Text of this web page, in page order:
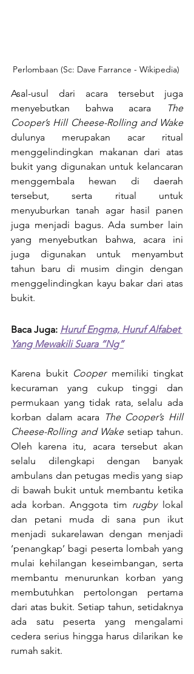
Perlombaan (Sc: Dave Farrance - Wikipedia)
Asal-usul dari acara tersebut juga
menyebutkan bahwa acara
The
Cooper’s Hill Cheese-Rolling and Wake
dulunya merupakan acar ritual
menggelindingkan makanan dari atas
bukit yang digunakan untuk kelancaran
menggembala hewan di daerah
tersebut, serta ritual untuk
menyuburkan tanah agar hasil panen
juga menjadi bagus. Ada sumber lain
yang menyebutkan bahwa, acara ini
juga digunakan untuk menyambut
tahun baru di musim dingin dengan
menggelindingkan kayu bakar dari atas
bukit.
Baca Juga: Huruf Engma, Huruf Alfabet
Yang Mewakili Suara “Ng”
Karena bukit Cooper memiliki tingkat
kecuraman yang cukup tinggi dan
permukaan yang tidak rata, selalu ada
korban dalam acara The Cooper’s Hill
Cheese-Rolling and Wake setiap tahun.
Oleh karena itu, acara tersebut akan
selalu dilengkapi dengan banyak
ambulans dan petugas medis yang siap
di bawah bukit untuk membantu ketika
ada korban. Anggota tim rugby lokal
dan petani muda di sana pun ikut
menjadi sukarelawan dengan menjadi
‘penangkap’ bagi peserta lombah yang
mulai kehilangan keseimbangan, serta
membantu menurunkan korban yang
membutuhkan pertolongan pertama
dari atas bukit. Setiap tahun, setidaknya
ada satu peserta yang mengalami
cedera serius hingga harus dilarikan ke
rumah sakit.